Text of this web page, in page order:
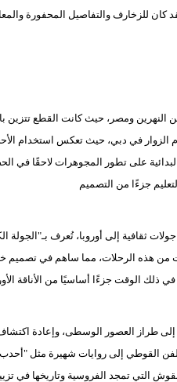
للزخارف والتفاصيل المحفورة
النهرين ومصر، حيث كانت القطع تتزين
الزوار في دبي، حيث تعكس استخدام
على تطور المجوهرات لاحقًا في
جزءًا من التصميم
ثقافية إلى أوروبا، تُعرف
من هذه الرحلات، مما ساهم في تصميم
ذلك الوقت جزءًا أساسيًا من الأناقة
عامي 1820 و1880 عودة كبيرة إلى طراز العصور
القوطي إلى روايات شهيرة مثل "أحدب
التي تمجد الفروسية وتاريخها في تزيين